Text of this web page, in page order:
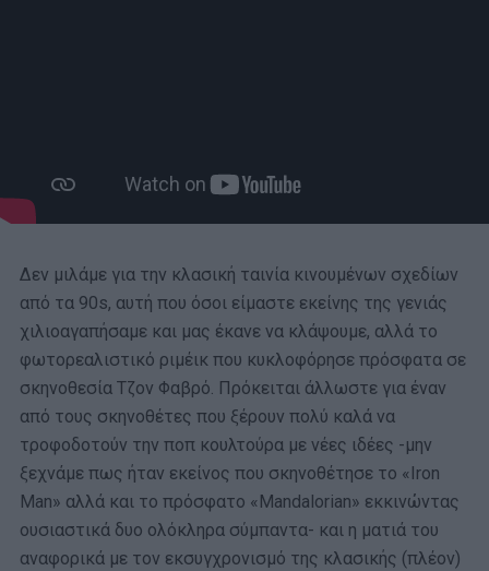
Δεν μιλάμε για την κλασική ταινία κινουμένων σχεδίων
από τα 90s, αυτή που όσοι είμαστε εκείνης της γενιάς
χιλιοαγαπήσαμε και μας έκανε να κλάψουμε, αλλά το
φωτορεαλιστικό ριμέικ που κυκλοφόρησε πρόσφατα σε
σκηνοθεσία Τζον Φαβρό. Πρόκειται άλλωστε για έναν
από τους σκηνοθέτες που ξέρουν πολύ καλά να
τροφοδοτούν την ποπ κουλτούρα με νέες ιδέες -μην
ξεχνάμε πως ήταν εκείνος που σκηνοθέτησε το «Iron
Man» αλλά και το πρόσφατο «Mandalorian» εκκινώντας
ουσιαστικά δυο ολόκληρα σύμπαντα- και η ματιά του
αναφορικά με τον εκσυγχρονισμό της κλασικής (πλέον)